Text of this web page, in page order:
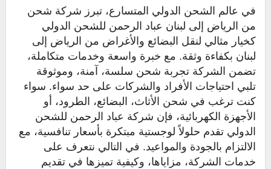
في عالم الشحن الدولي المتسارع، تبرز شركة شحن
من الرياض إلى لبنان عباد الرحمن للشحن الدولي
كخيار مثالي لنقل البضائع والأغراض من الرياض إلى
لبنان بكفاءة وثقة. مع خبرة واسعة وخدمات متكاملة،
تضمن الشركة تجربة شحن سلسة، آمنة، وموثوقة
تلبي احتياجات الأفراد والشركات على حد سواء. سواء
كنت ترغب في شحن الأثاث، البضائع، الطرود، أو
الأجهزة الكهربائية، فإن شركة عباد الرحمن للشحن
الدولي تقدم حلولاً لوجستية مبتكرة بأسعار تنافسية، مع
الالتزام بالجودة والمواعيد. في التالي نتعرف على
خدمات الشركة، مزاياها، وكيفية تميزها في تقديم